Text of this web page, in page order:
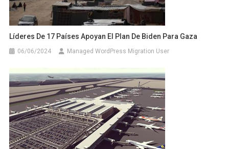
Líderes De 17 Países Apoyan El Plan De Biden Para Gaza
06/06/2024 Managed WordPress Migration User